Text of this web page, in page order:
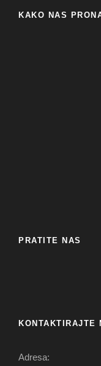
KAKO NAS
PRATITE NAS
KONTAKTIRAJTE
Adresa: